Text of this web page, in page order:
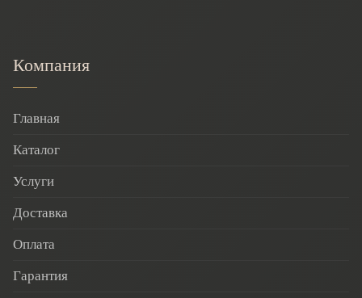
Компания
Главная
Каталог
Услуги
Доставка
Оплата
Гарантия